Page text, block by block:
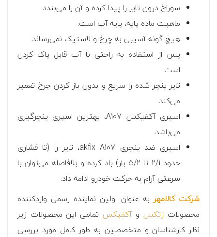
سوراخ درون تایر را پیدا کرده و آن را می‌بندد.
ماهیت ماده پایه، پایه آب است.
هیچ گونه آسیبی به چرخ و لاستیک نمی‌رساند.
پس از استفاده به راحتی با آب قابل پاک کردن
است.
تایر پنچر شده را سریع و بدون باز کردن چرخ تعمیر
می‌کند.
اسپری آکفیکس A107، بهترین اسپری پنچرگیری
می‌باشد.
اسپری ضد پنچری akfix A107، تایر را (تا فشاری
حدود 2/1 تا 5/2 بار) باد کرده و بلافاصله می‌توان با
سرعتی آرام به حرکت خودرو ادامه داد.
شرکت کالامهر به عنوان اولین نماینده رسمی واردکننده
محصولات زتکس وآکفیکس تمامی این محصولات زیر
نظر کارشناسان و متخصصین به طور کامل مورد بررسی